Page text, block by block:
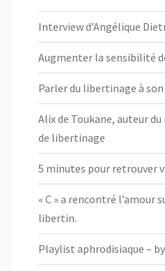
Interview d’Angélique
Augmenter la sensibilité
Parler du libertinage à
Alix de Toukane, auteur
de libertinage
5 minutes pour retrouver
« C » a rencontré l’amour
libertin.
Playlist aphrodisiaque –